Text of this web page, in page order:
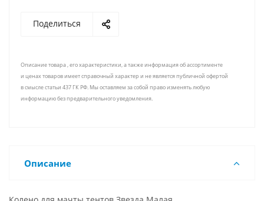
Поделиться
Описание товара , его характеристики, а также информация об ассортименте
и ценах товаров имеет справочный характер и не является публичной офертой
в смысле статьи 437 ГК РФ. Мы оставляем за собой право изменять любую
информацию без предварительного уведомления.
Описание